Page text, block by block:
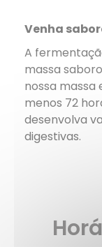
Venha
A
massa
nossa massa
menos 72
desenvolva
digestivas.